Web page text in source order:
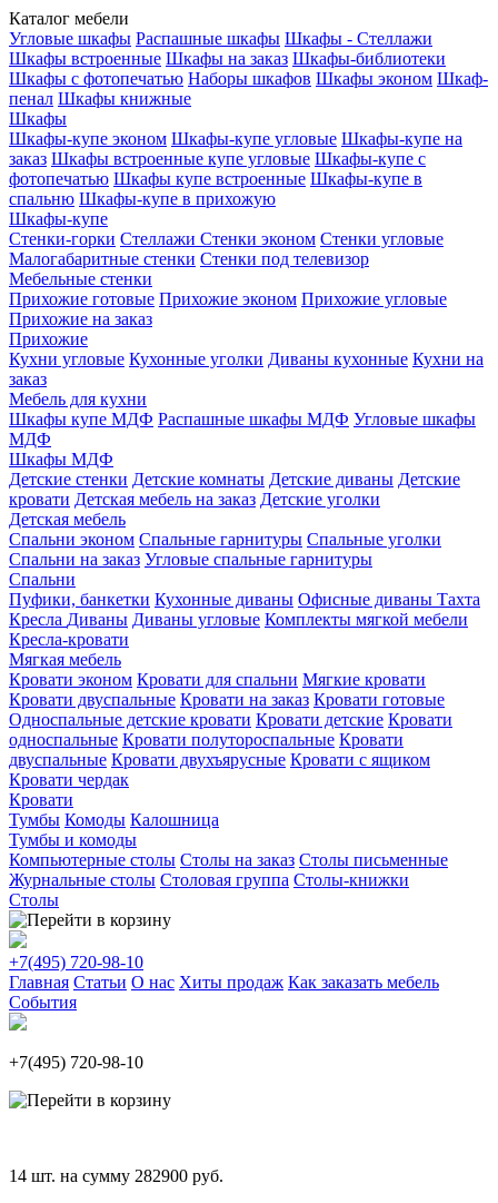
Каталог мебели
Угловые шкафы Распашные шкафы Шкафы - Стеллажи
Шкафы встроенные Шкафы на заказ Шкафы-библиотеки
Шкафы с фотопечатью Наборы шкафов Шкафы эконом Шкаф-
пенал Шкафы книжные
Шкафы
Шкафы-купе эконом Шкафы-купе угловые Шкафы-купе на
заказ Шкафы встроенные купе угловые Шкафы-купе с
фотопечатью Шкафы купе встроенные Шкафы-купе в
спальню Шкафы-купе в прихожую
Шкафы-купе
Стенки-горки Стеллажи Стенки эконом Стенки угловые
Малогабаритные стенки Стенки под телевизор
Мебельные стенки
Прихожие готовые Прихожие эконом Прихожие угловые
Прихожие на заказ
Прихожие
Кухни угловые Кухонные уголки Диваны кухонные Кухни на
заказ
Мебель для кухни
Шкафы купе МДФ Распашные шкафы МДФ Угловые шкафы
МДФ
Шкафы МДФ
Детские стенки Детские комнаты Детские диваны Детские
кровати Детская мебель на заказ Детские уголки
Детская мебель
Спальни эконом Спальные гарнитуры Спальные уголки
Спальни на заказ Угловые спальные гарнитуры
Спальни
Пуфики, банкетки Кухонные диваны Офисные диваны Тахта
Кресла Диваны Диваны угловые Комплекты мягкой мебели
Кресла-кровати
Мягкая мебель
Кровати эконом Кровати для спальни Мягкие кровати
Кровати двуспальные Кровати на заказ Кровати готовые
Односпальные детские кровати Кровати детские Кровати
односпальные Кровати полутороспальные Кровати
двуспальные Кровати двухъярусные Кровати с ящиком
Кровати чердак
Кровати
Тумбы Комоды Калошница
Тумбы и комоды
Компьютерные столы Столы на заказ Столы письменные
Журнальные столы Столовая группа Столы-книжки
Столы
+7(495) 720-98-10
Главная Статьи О нас Хиты продаж Как заказать мебель
События
+7(495) 720-98-10
14 шт. на сумму 282900 руб.